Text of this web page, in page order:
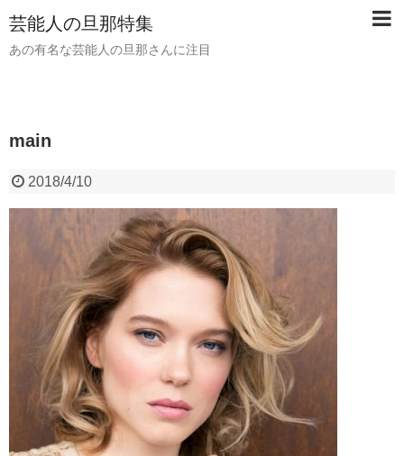
芸能人の旦那特集
あの有名な芸能人の旦那さんに注目
main
2018/4/10